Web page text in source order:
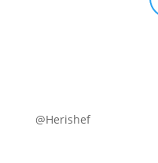
@Herishef